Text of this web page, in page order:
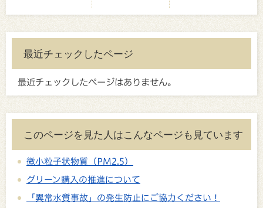
最近チェックしたページ
最近チェックしたページはありません。
このページを見た人はこんなページも見ています
微小粒子状物質（PM2.5）
グリーン購入の推進について
「異常水質事故」の発生防止にご協力ください！